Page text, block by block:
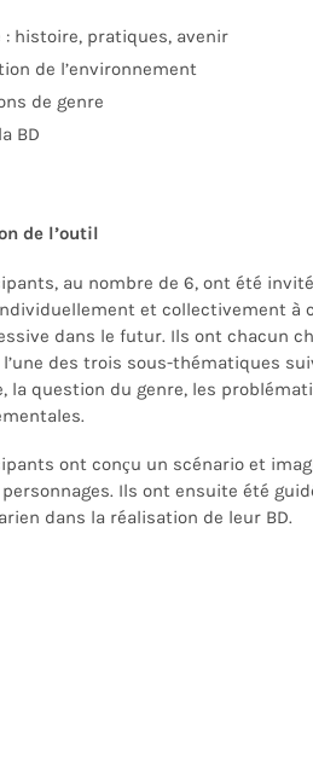
: histoire, pratiques, avenir
de l’environnement
de genre
BD
de l’outil
au nombre de 6, ont été
et collectivement à
dans le futur. Ils ont chacun
l’une des trois sous-thématiques
la question du genre, les
ont conçu un scénario et
Ils ont ensuite été
dans la réalisation de leur BD.